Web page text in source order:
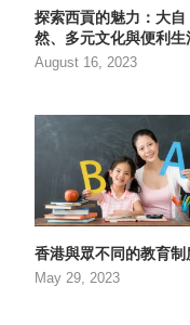
探索西貢的魅力：大自
然、多元文化與便利生
August 16, 2023
香港與眾不同的教育制
May 29, 2023